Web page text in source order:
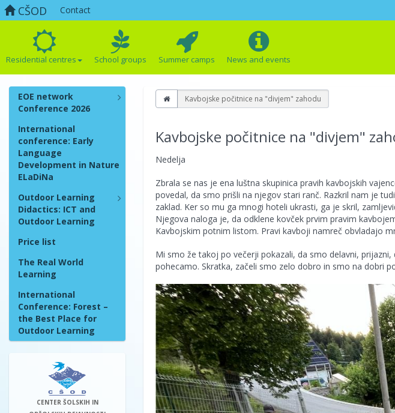
CŠOD Contact
Residential centres School groups Summer camps News and events
EOE network
Conference 2026
International
conference: Early
Language
Development in Nature
ELaDiNa
Outdoor Learning
Didactics: ICT and
Outdoor Learning
Price list
The Real World
Learning
International
Conference: Forest –
the Best Place for
Outdoor Learning
CENTER ŠOLSKIH IN
Kavbojske počitnice na "divjem" zahodu
Kavbojske počitnice na "divjem"
Nedelja
Zbrala se nas je ena luštna skupinica pravih kavbojskih
povedal, da smo prišli na njegov stari ranč. Razkril nam je
zaklad. Ker so mu ga mnogi hoteli ukrasti, ga je skril,
Njegova naloga je, da odklene kovček prvim pravim
Kavbojskim potnim listom. Pravi kavboji namreč obvladajo
Mi smo že takoj po večerji pokazali, da smo delavni,
pohecamo. Skratka, začeli smo zelo dobro in smo na dobri